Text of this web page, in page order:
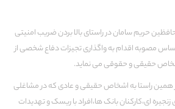
حریم سامان در راستای بالا بردن ضریب امنیتی
مصوبه اقدام به واگذاری تجیزات دفاع شخصی از
حقیقی و حقوقی می نماید.
راستا به اشخاص حقیقی و عادی که در مشاغلی
ای،کارکنان بانک ها،افراد با ریسک و تهدیدات